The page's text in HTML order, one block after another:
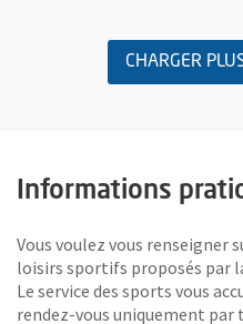
CHARGER
Informations
Vous voulez vous renseigner
loisirs sportifs proposés par
Le service des sports vous
rendez-vous uniquement par